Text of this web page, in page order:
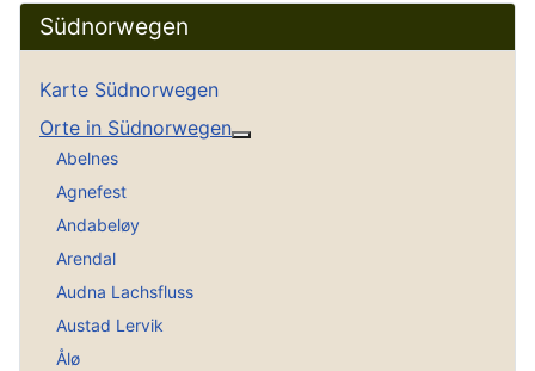
Südnorwegen
Karte Südnorwegen
Orte in Südnorwegen
Abelnes
Agnefest
Andabeløy
Arendal
Audna Lachsfluss
Austad Lervik
Ålø